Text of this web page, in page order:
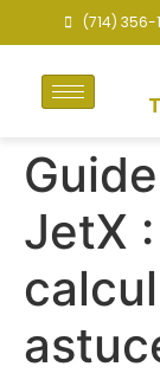
(714) 356-
JetX